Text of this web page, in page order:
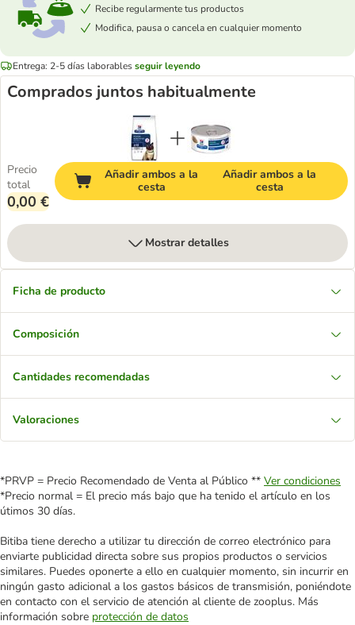
Recibe regularmente tus productos
Modifica, pausa o cancela en cualquier momento
Entrega: 2-5 días laborablesseguir leyendo
Comprados juntos habitualmente
Precio
total
0,00 €
Añadir ambos a la
cesta
Añadir ambos a la
cesta
Mostrar detalles
Ficha de producto
Composición
Cantidades recomendadas
Valoraciones
*PRVP = Precio Recomendado de Venta al Público ** Ver condiciones
*Precio normal = El precio más bajo que ha tenido el artículo en los
útimos 30 días.
Bitiba tiene derecho a utilizar tu dirección de correo electrónico para
enviarte publicidad directa sobre sus propios productos o servicios
similares. Puedes oponerte a ello en cualquier momento, sin incurrir en
ningún gasto adicional a los gastos básicos de transmisión, poniéndote
en contacto con el servicio de atención al cliente de zooplus. Más
información sobre protección de datos